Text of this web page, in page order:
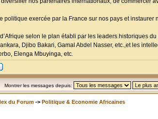
politique exercée par la France sur nos pays et instaurer
selon le plan établi par les leaders historiques
Djibo Bakari, Gamal Abdel Nasser, etc.,et les
Elenga Mbuyinga, etc.
Montrer les messages depuis:
du Forum -> Politique & Economie Africaines